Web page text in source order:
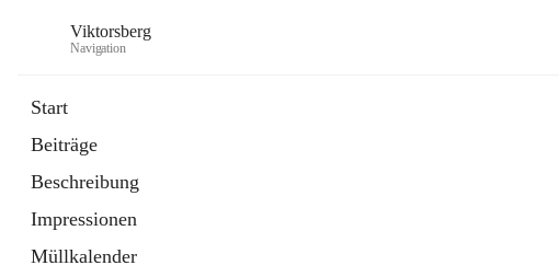
Viktorsberg
Navigation
Start
Beiträge
Beschreibung
Impressionen
Müllkalender